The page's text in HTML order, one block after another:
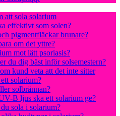
att sola solarium
effektivt som solen?
pigmentfläckar brunare?
om det yttre?
mot lätt psoriasis?
du dig bäst inför solsemestern?
kund veta att det inte sitter
solarium?
solbrännan?
B ljus ska ett solarium ge?
sola i solarium?